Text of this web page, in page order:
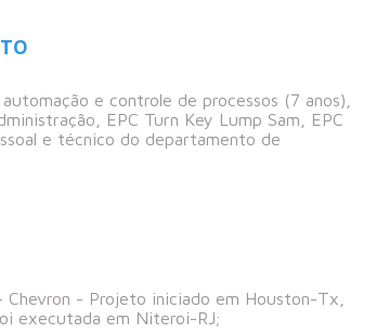
e controle de processos (7 anos),
EPC Turn Key Lump Sam, EPC
e técnico do departamento de
- Projeto iniciado em Houston-Tx,
executada em Niteroi-RJ;